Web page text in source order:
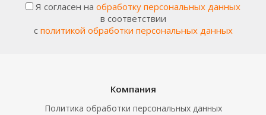
Я согласен на обработку персональных данных
в соответствии
с политикой обработки персональных данных
Компания
Политика обработки персональных данных